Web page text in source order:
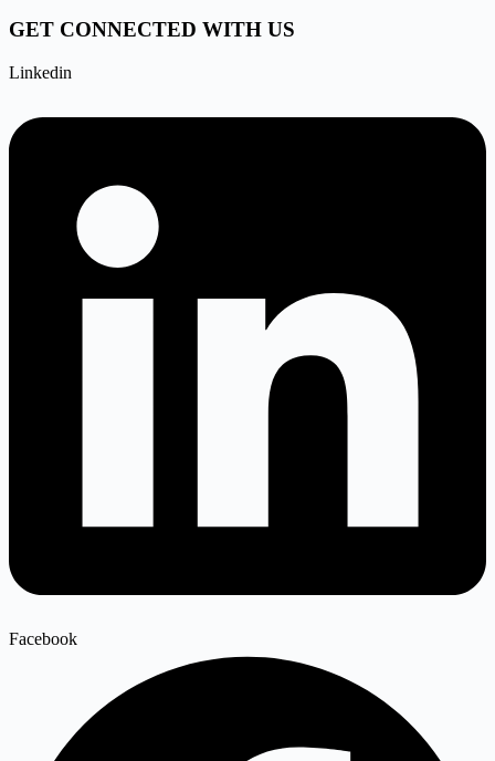
GET CONNECTED WITH US
Linkedin
Facebook